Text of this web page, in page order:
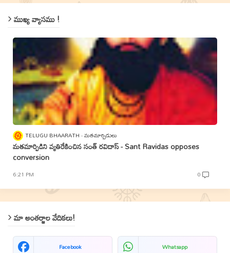
ముఖ్య వ్యాసము !
TELUGU BHAARATH మతమార్పిడులు
మతమార్పిడిని వ్యతిరేకించిన సంత్‌ రవిదాస్‌ - Sant Ravidas opposes
conversion
6:21 PM 0
మా అంతర్జాల వేదికలు!
Facebook Whatsapp